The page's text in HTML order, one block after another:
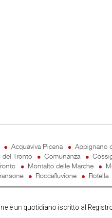
Acquaviva Picena Appignano
del Tronto Comunanza
Montalto delle Marche
Roccafluvione Rotella
è un quotidiano iscritto al